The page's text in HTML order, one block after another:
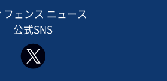
フェンス ニュース
公式SNS